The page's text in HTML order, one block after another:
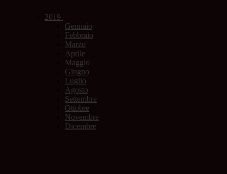
2019
Gennaio
Febbraio
Marzo
Aprile
Maggio
Giugno
Luglio
Agosto
Settembre
Ottobre
Novembre
Dicembre